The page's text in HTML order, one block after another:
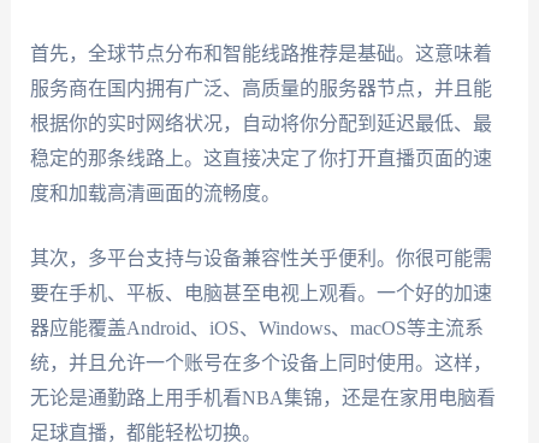
首先，全球节点分布和智能线路推荐是基础。这意味着
服务商在国内拥有广泛、高质量的服务器节点，并且能
根据你的实时网络状况，自动将你分配到延迟最低、最
稳定的那条线路上。这直接决定了你打开直播页面的速
度和加载高清画面的流畅度。
其次，多平台支持与设备兼容性关乎便利。你很可能需
要在手机、平板、电脑甚至电视上观看。一个好的加速
器应能覆盖Android、iOS、Windows、macOS等主流系
统，并且允许一个账号在多个设备上同时使用。这样，
无论是通勤路上用手机看NBA集锦，还是在家用电脑看
足球直播，都能轻松切换。